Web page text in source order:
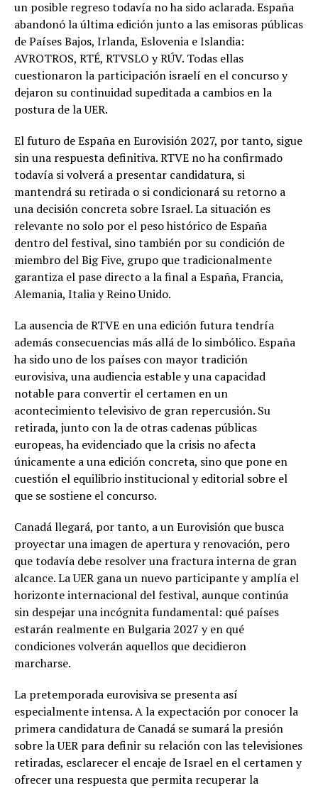
un posible regreso todavía no ha sido aclarada. España
abandonó la última edición junto a las emisoras públicas
de Países Bajos, Irlanda, Eslovenia e Islandia:
AVROTROS, RTÉ, RTVSLO y RÚV. Todas ellas
cuestionaron la participación israelí en el concurso y
dejaron su continuidad supeditada a cambios en la
postura de la UER.
El futuro de España en Eurovisión 2027, por tanto, sigue
sin una respuesta definitiva. RTVE no ha confirmado
todavía si volverá a presentar candidatura, si
mantendrá su retirada o si condicionará su retorno a
una decisión concreta sobre Israel. La situación es
relevante no solo por el peso histórico de España
dentro del festival, sino también por su condición de
miembro del Big Five, grupo que tradicionalmente
garantiza el pase directo a la final a España, Francia,
Alemania, Italia y Reino Unido.
La ausencia de RTVE en una edición futura tendría
además consecuencias más allá de lo simbólico. España
ha sido uno de los países con mayor tradición
eurovisiva, una audiencia estable y una capacidad
notable para convertir el certamen en un
acontecimiento televisivo de gran repercusión. Su
retirada, junto con la de otras cadenas públicas
europeas, ha evidenciado que la crisis no afecta
únicamente a una edición concreta, sino que pone en
cuestión el equilibrio institucional y editorial sobre el
que se sostiene el concurso.
Canadá llegará, por tanto, a un Eurovisión que busca
proyectar una imagen de apertura y renovación, pero
que todavía debe resolver una fractura interna de gran
alcance. La UER gana un nuevo participante y amplía el
horizonte internacional del festival, aunque continúa
sin despejar una incógnita fundamental: qué países
estarán realmente en Bulgaria 2027 y en qué
condiciones volverán aquellos que decidieron
marcharse.
La pretemporada eurovisiva se presenta así
especialmente intensa. A la expectación por conocer la
primera candidatura de Canadá se sumará la presión
sobre la UER para definir su relación con las televisiones
retiradas, esclarecer el encaje de Israel en el certamen y
ofrecer una respuesta que permita recuperar la